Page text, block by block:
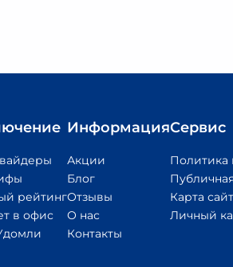
рейтинг
в офис
Информация
Акции
Блог
Отзывы
О нас
Контакты
Сервис
Политика
Карта
Личный